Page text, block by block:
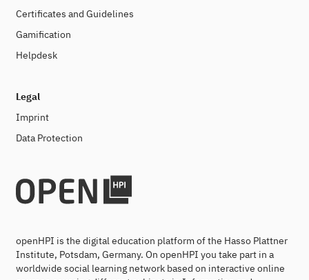
Certificates and Guidelines
Gamification
Helpdesk
Legal
Imprint
Data Protection
openHPI is the digital education platform of the Hasso Plattner
Institute, Potsdam, Germany. On openHPI you take part in a
worldwide social learning network based on interactive online